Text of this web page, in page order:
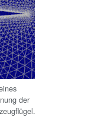
der